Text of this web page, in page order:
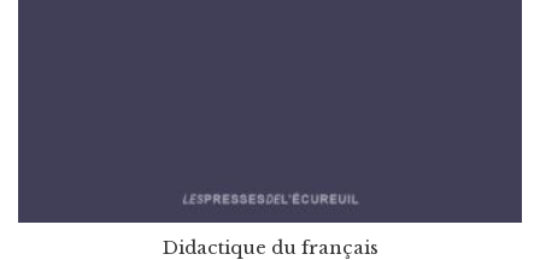
Didactique du français